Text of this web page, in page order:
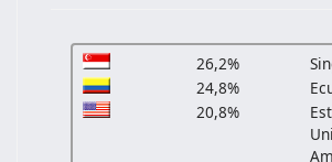
26,2%
24,8%
20,8%